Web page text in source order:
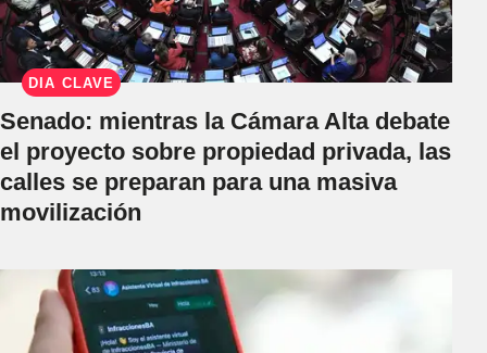
DÍA CLAVE
Senado: mientras la Cámara Alta debate
el proyecto sobre propiedad privada, las
calles se preparan para una masiva
movilización